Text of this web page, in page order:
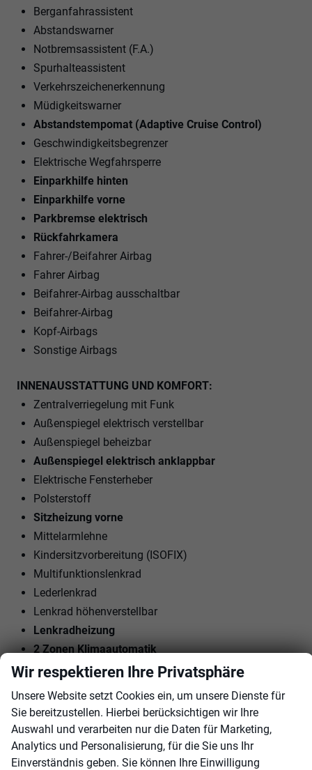
Berganfahrassistent
Abstandswarner
Notbremsassistent (F.A.)
Spurhalteassistent
Verkehrszeichenerkennung
Müdigkeitswarner
Abstandstempomat (Adaptive Cruise Control)
Geschwindigkeitsbegrenzer
Elektrische Wegfahrsperre
Einparkhilfe hinten
Einparkhilfe vorne
Parkbremse elektrisch
Rückfahrkamera
Fahrer-/Beifahrer Airbag
Fahrer Airbag
Beifahrer-Airbag ausschaltbar
Beifahrer-Airbag
Kopf-Airbags
Sonstige Airbags
INNENAUSSTATTUNG UND KOMFORT:
Zentralverriegelung mit Funk
Außenspiegel elektrisch verstellbar
Außenspiegel beheizbar
Außenspiegel elektrisch anklappbar
Elektrische Fensterheber
Polsterstoff
Sitzheizung vorne
Mittelarmlehne
Kindersitzvorbereitung (ISOFIX)
Multifunktionslenkrad
Lederlenkrad
Lenkrad höhenverstellbar
Lenkradheizung
2 Zonen Klimaautomatik
Winterpaket
Dachreling
Gepäckraumabdeckung
Metallic
Wir respektieren Ihre Privatsphäre
Unsere Website setzt Cookies ein, um unsere Dienste für
Sie bereitzustellen. Hierbei berücksichtigen wir Ihre
Auswahl und verarbeiten nur die Daten für Marketing,
Analytics und Personalisierung, für die Sie uns Ihr
Einverständnis geben. Sie können Ihre Einwilligung